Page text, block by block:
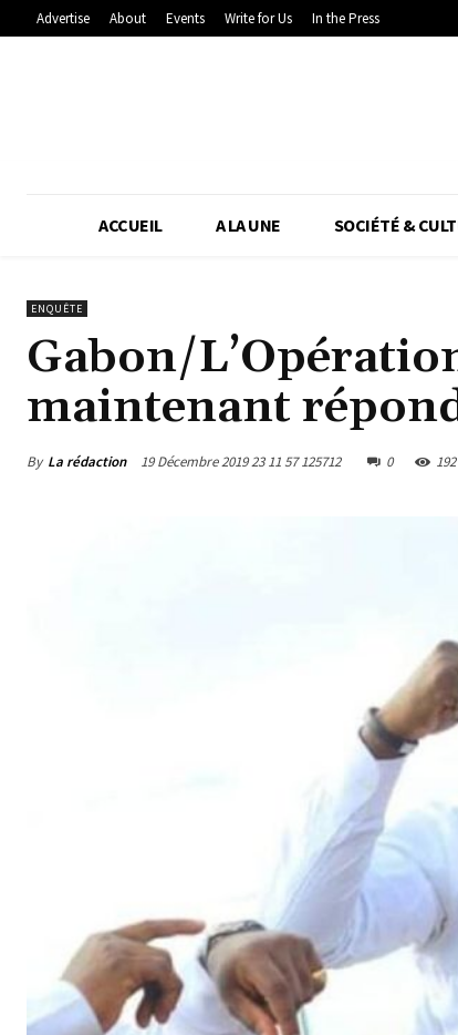
Advertise About Events Write for Us In the Press
ACCUEIL A LA UNE SOCIÉTÉ &
ENQUÊTE
Gabon/
maintenant
By La rédaction 19 Décembre 2019 23 11 57 125712 0 192